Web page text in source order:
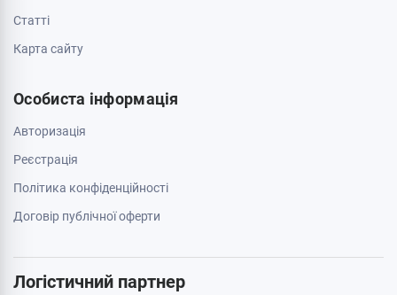
Cтатті
Карта сайту
Особиста інформація
Авторизація
Реєстрація
Політика конфіденційності
Договір публічної оферти
Логістичний партнер